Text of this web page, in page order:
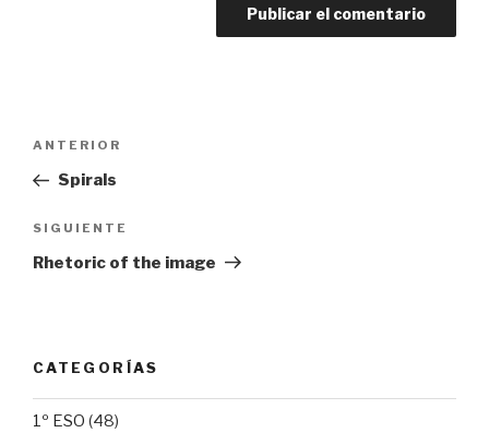
entradas
Entrada
anterior:
ANTERIOR
Spirals
Siguiente
entrada
SIGUIENTE
Rhetoric of the image
CATEGORÍAS
1º ESO (48)